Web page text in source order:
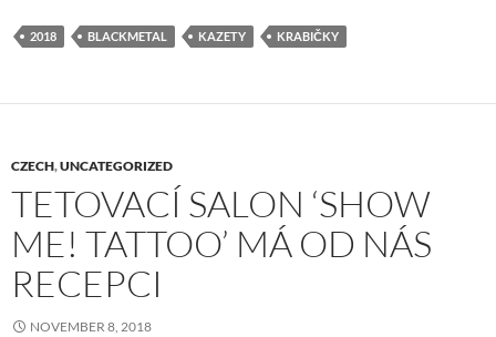
2018 BLACKMETAL KAZETY KRABIČKY
CZECH,UNCATEGORIZED
TETOVACÍ SALON ‘SHOW
ME! TATTOO’ MÁ OD NÁS
RECEPCI
NOVEMBER 8, 2018